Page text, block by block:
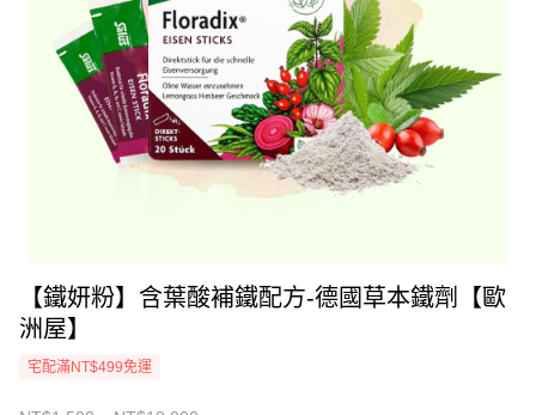
【鐵妍粉】含葉酸補鐵配方-德國草本鐵劑【歐
洲屋】
宅配滿NT$499免運